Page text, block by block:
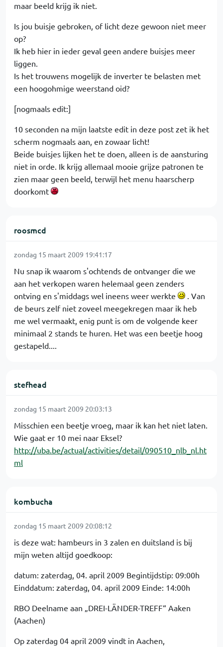
maar beeld krijg ik niet.
Is jou buisje gebroken, of licht deze gewoon niet meer
op?
Ik heb hier in ieder geval geen andere buisjes meer
liggen.
Is het trouwens mogelijk de inverter te belasten met
een hoogohmige weerstand oid?
[nogmaals edit:]
10 seconden na mijn laatste edit in deze post zet ik het
scherm nogmaals aan, en zowaar licht!
Beide buisjes lijken het te doen, alleen is de aansturing
niet in orde. Ik krijg allemaal mooie grijze patronen te
zien maar geen beeld, terwijl het menu haarscherp
doorkomt
roosmcd
zondag 15 maart 2009 19:41:17
Nu snap ik waarom s'ochtends de ontvanger die we
aan het verkopen waren helemaal geen zenders
ontving en s'middags wel ineens weer werkte
. Van
de beurs zelf niet zoveel meegekregen maar ik heb
me wel vermaakt, enig punt is om de volgende keer
minimaal 2 stands te huren. Het was een beetje hoog
gestapeld....
stefhead
zondag 15 maart 2009 20:03:13
Misschien een beetje vroeg, maar ik kan het niet laten.
Wie gaat er 10 mei naar Eksel?
http://uba.be/actual/activities/detail/090510_nlb_nl.ht
ml
kombucha
zondag 15 maart 2009 20:08:12
is deze wat: hambeurs in 3 zalen en duitsland is bij
mijn weten altijd goedkoop:
datum: zaterdag, 04. april 2009 Begintijdstip: 09:00h
Einddatum: zaterdag, 04. april 2009 Einde: 14:00h
RBO Deelname aan „DREI-LÄNDER-TREFF“ Aaken
(Aachen)
Op zaterdag 04 april 2009 vindt in Aachen,